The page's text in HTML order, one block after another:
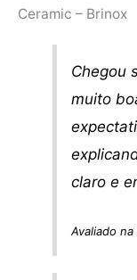
Ceramic – Brinox
Chegou
muito
claro e
Avaliado